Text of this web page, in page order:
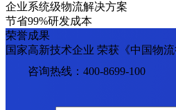
企业系统级物流解决方案
节省99%研发成本
荣誉成果
国家高新技术企业 荣获《中国物
咨询热线：400-8699-100